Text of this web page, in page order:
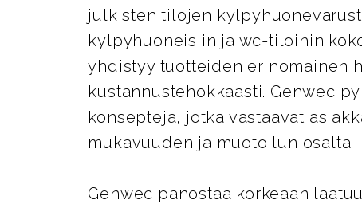
julkisten tilojen
kylpyhuoneisiin ja wc-tiloihin
yhdistyy tuotteiden erinomainen
kustannustehokkaasti. Genwec
konsepteja, jotka vastaavat
mukavuuden ja muotoilun osalta.
Genwec panostaa korkeaan